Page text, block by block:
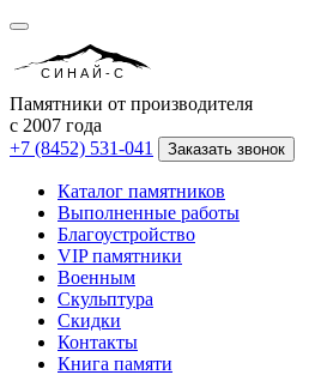
СИНАЙ-С
Памятники от производителя
с 2007 года
+7 (8452) 531-041
Заказать звонок
Каталог памятников
Выполненные работы
Благоустройство
VIP памятники
Военным
Скульптура
Скидки
Контакты
Книга памяти